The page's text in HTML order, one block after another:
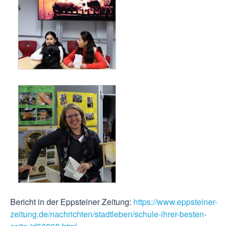
Bericht in der Eppsteiner Zeitung: https://www.eppsteiner-
zeitung.de/nachrichten/stadtleben/schule-ihrer-besten-